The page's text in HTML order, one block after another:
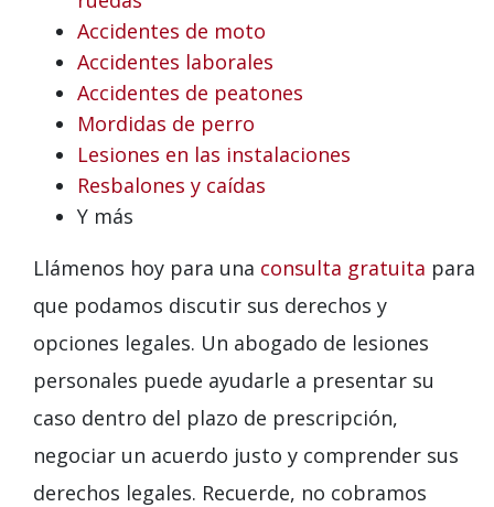
Accidentes de moto
Accidentes laborales
Accidentes de peatones
Mordidas de perro
Lesiones en las instalaciones
Resbalones y caídas
Y más
Llámenos hoy para una consulta gratuita para
que podamos discutir sus derechos y
opciones legales. Un abogado de lesiones
personales puede ayudarle a presentar su
caso dentro del plazo de prescripción,
negociar un acuerdo justo y comprender sus
derechos legales. Recuerde, no cobramos